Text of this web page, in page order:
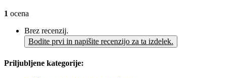
1 ocena
Brez recenzij.
Bodite prvi in napišite recenzijo za ta izdelek.
Priljubljene kategorije: